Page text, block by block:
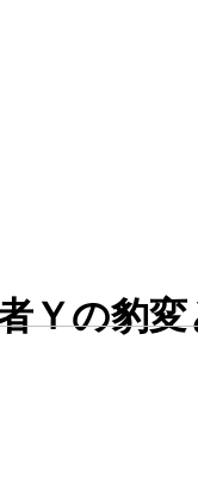
Ｙの豹変